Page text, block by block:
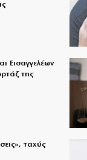
Εισαγγελέων
της
ταχύς